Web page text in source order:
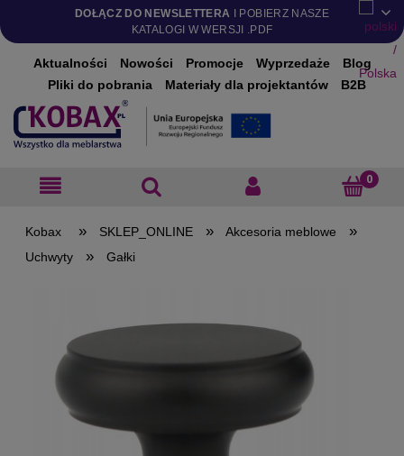
DOŁĄCZ DO NEWSLETTERA I POBIERZ NASZE
KATALOGI W WERSJI .PDF
Aktualności Nowości Promocje Wyprzedaże
Blog
Pliki do pobrania
Materiały dla projektantów B2B
» SKLEP_ONLINE » Akcesoria meblowe »
Uchwyty » Gałki